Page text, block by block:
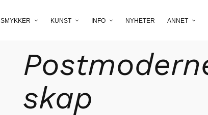
SMYKKER KUNST INFO NYHETER ANNET
skap